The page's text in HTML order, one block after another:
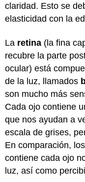
claridad. Esto se
elasticidad con la
La retina (la fina
recubre la parte
ocular) está
de la luz, llamados
son mucho más
Cada ojo contiene
que nos ayudan a
escala de grises,
En comparación,
contiene cada ojo
luz, así como